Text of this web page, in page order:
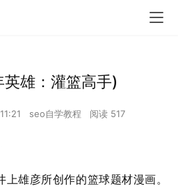
雄：灌篮高手)
seo自学教程 阅读 517
雄彦所创作的篮球题材漫画。